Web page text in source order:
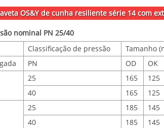
OS&Y de cunha resiliente série 14 com
nominal PN 25/40
Classificação de pressão
Tamanho
OD
OK
PN
25 165 125
40 165 125
25 185 145
40 185 145